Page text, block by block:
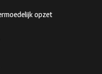
opzet